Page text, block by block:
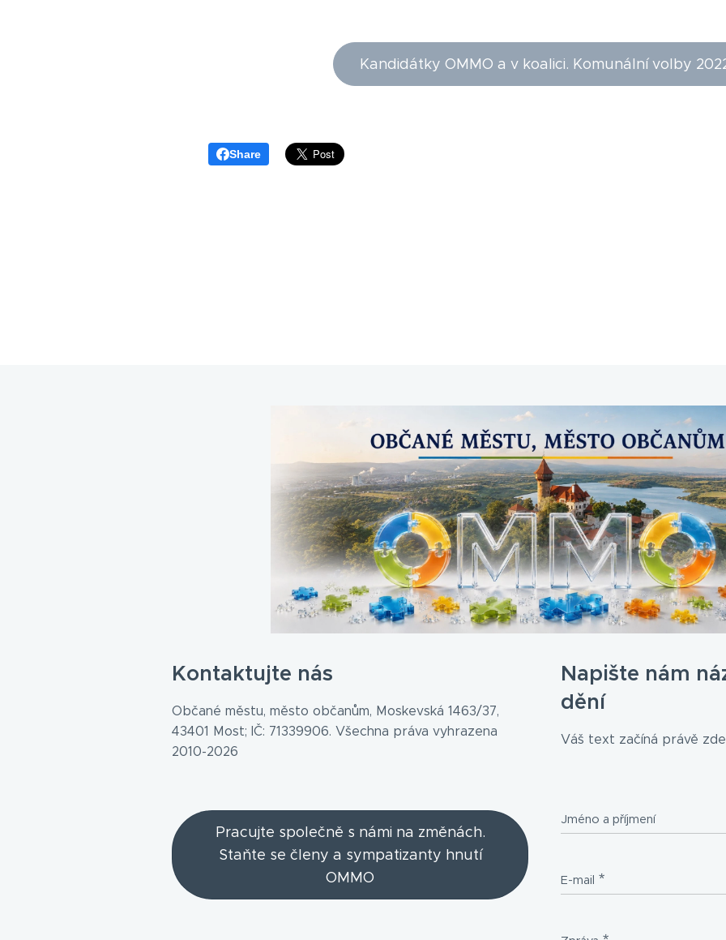
Kandidátky OMMO a v koalici. Komunální volby
Share
Kontaktujte nás
Občané městu, město občanům, Moskevská 1463/37,
43401 Most; IČ: 71339906. Všechna práva vyhrazena
2010-2026
Pracujte společně s námi na změnách.
Staňte se členy a sympatizanty hnutí
OMMO
Napište nám
dění
Váš text začíná právě
Jméno a příjmení
E-mail